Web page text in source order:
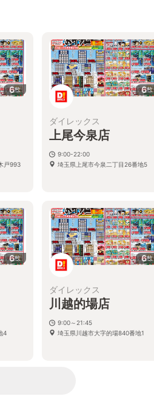
6枚
戸993
6枚
ダイレックス
上尾今泉店
9:00-22:00
埼玉県上尾市今泉二丁目26番地5
6枚
4
6枚
ダイレックス
川越的場店
9:00～21:45
埼玉県川越市大字的場840番地1